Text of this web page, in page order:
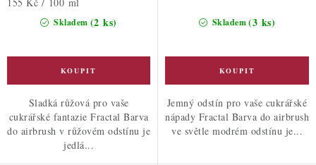
Skladem (2 ks)
Sladká růžová pro vaše
cukrářské fantazie Fractal Barva
do airbrush v růžovém odstínu je
jedlá...
Skladem(3 ks)
Jemný odstín pro vaše cukrářské
nápady Fractal Barva do airbrush
ve světle modrém odstínu je...